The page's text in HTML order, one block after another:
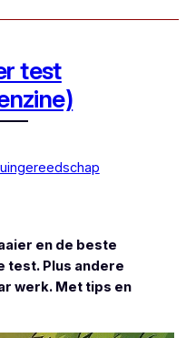
test
en de beste
test. Plus andere
werk. Met tips en